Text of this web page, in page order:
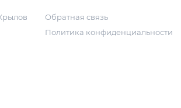
Обратная связь
Политика конфиденциальности